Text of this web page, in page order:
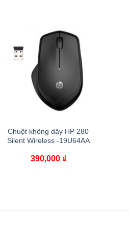
Chuột không dây HP 280
Silent Wireless -19U64AA
390,000 ₫